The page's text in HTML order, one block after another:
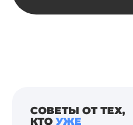
СОВЕТЫ ОТ ТЕХ,
КТО УЖЕ